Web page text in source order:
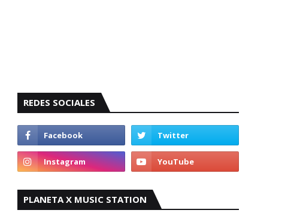
REDES SOCIALES
PLANETA X MUSIC STATION